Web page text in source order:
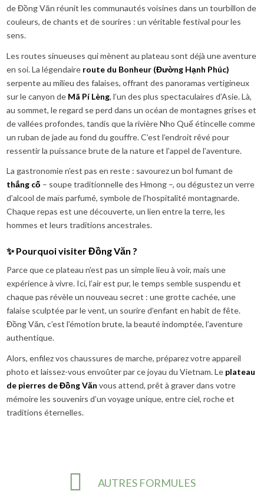
de Đồng Văn réunit les communautés voisines dans un tourbillon de
couleurs, de chants et de sourires : un véritable festival pour les
sens.
Les routes sinueuses qui mènent au plateau sont déjà une aventure
en soi. La légendaire route du Bonheur (Đường Hạnh Phúc)
serpente au milieu des falaises, offrant des panoramas vertigineux
sur le canyon de Mã Pí Lèng, l’un des plus spectaculaires d’Asie. Là,
au sommet, le regard se perd dans un océan de montagnes grises et
de vallées profondes, tandis que la rivière Nho Quế étincelle comme
un ruban de jade au fond du gouffre. C’est l’endroit rêvé pour
ressentir la puissance brute de la nature et l’appel de l’aventure.
La gastronomie n’est pas en reste : savourez un bol fumant de
thắng cố – soupe traditionnelle des Hmong –, ou dégustez un verre
d’alcool de maïs parfumé, symbole de l’hospitalité montagnarde.
Chaque repas est une découverte, un lien entre la terre, les
hommes et leurs traditions ancestrales.
✨ Pourquoi visiter Đồng Văn ?
Parce que ce plateau n’est pas un simple lieu à voir, mais une
expérience à vivre. Ici, l’air est pur, le temps semble suspendu et
chaque pas révèle un nouveau secret : une grotte cachée, une
falaise sculptée par le vent, un sourire d’enfant en habit de fête.
Đồng Văn, c’est l’émotion brute, la beauté indomptée, l’aventure
authentique.
Alors, enfilez vos chaussures de marche, préparez votre appareil
photo et laissez-vous envoûter par ce joyau du Vietnam. Le plateau
de pierres de Đồng Văn vous attend, prêt à graver dans votre
mémoire les souvenirs d’un voyage unique, entre ciel, roche et
traditions éternelles.
AUTRES FORMULES